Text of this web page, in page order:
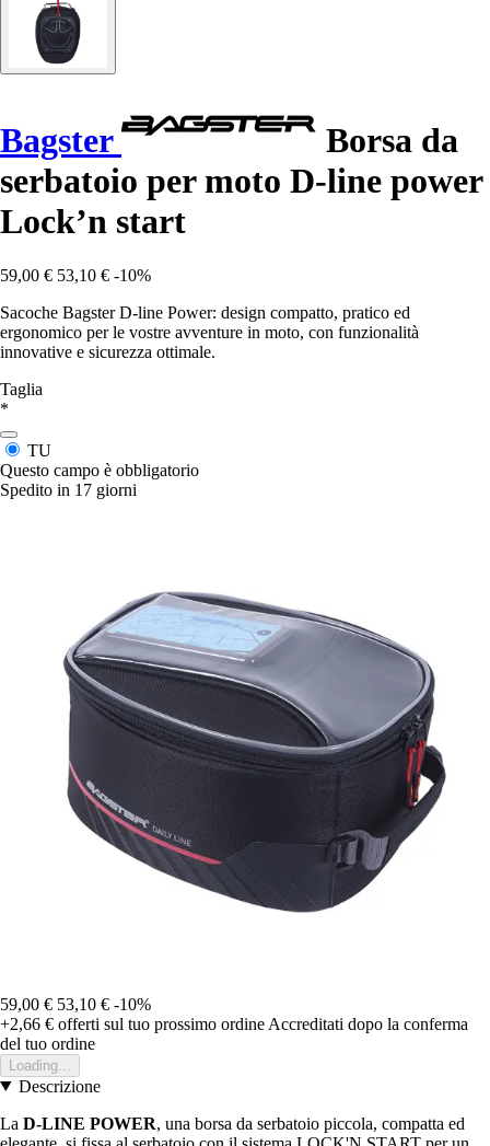
Bagster
Borsa da
serbatoio per moto D-line power
Lock’n start
59,00 € 53,10 € -10%
Sacoche Bagster D-line Power: design compatto, pratico ed
ergonomico per le vostre avventure in moto, con funzionalità
innovative e sicurezza ottimale.
Taglia
*
TU
Questo campo è obbligatorio
Spedito in 17 giorni
59,00 € 53,10 € -10%
+2,66 € offerti sul tuo prossimo ordine Accreditati dopo la conferma
del tuo ordine
Loading...
Descrizione
La D-LINE POWER, una borsa da serbatoio piccola, compatta ed